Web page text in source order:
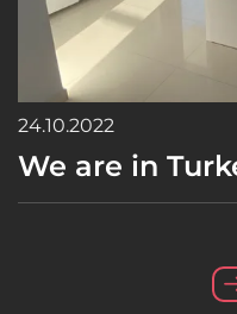
24.10.2022
We are in